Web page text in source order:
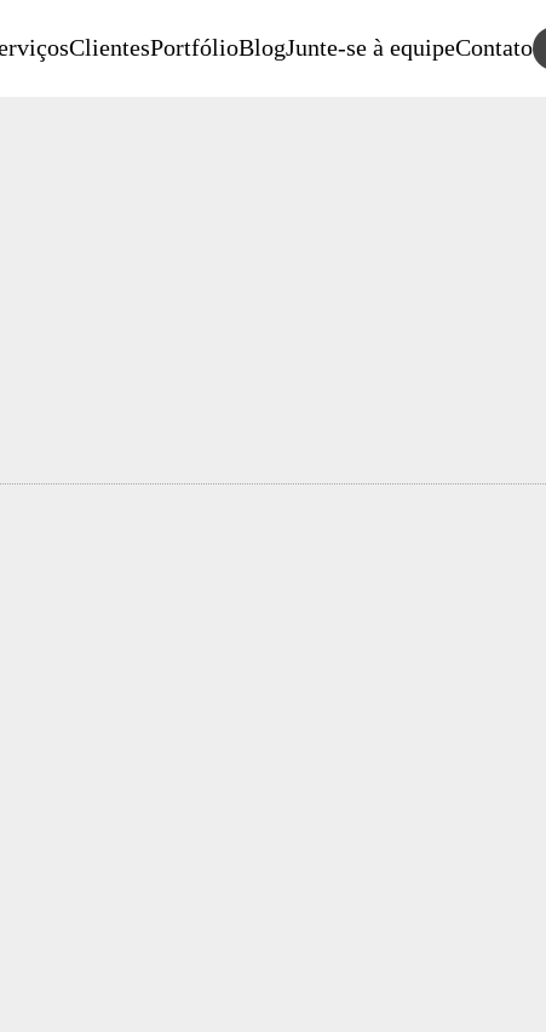
ClientesPortfólioBlogJunte-se à equipeContato